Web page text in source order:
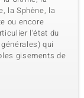
la Sphène, la
ou encore
l'état du
qui
gisements de